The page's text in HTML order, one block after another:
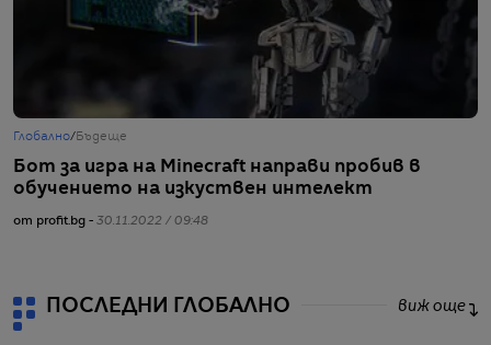
Глобално/ Бъдеще
Бот за игра на Minecraft направи пробив в
обучението на изкуствен интелект
от profit.bg - 30.11.2022 / 09:48
ПОСЛЕДНИ ГЛОБАЛНО виж още